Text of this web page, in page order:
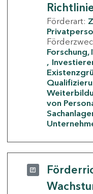
Förderart:
von